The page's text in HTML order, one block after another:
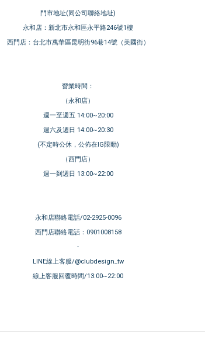
門市地址(同公司聯絡地址)
永和店：新北市永和區永平路246號1樓
西門店：台北市萬華區昆明街96巷14號（美國街）
營業時間：
（永和店）
週一至週五 14:00~20:00
週六及週日 14:00~20:30
(不定時公休，公佈在IG限動)
（西門店）
週一到週日 13:00~22:00
永和店聯絡電話/02-2925-0096
西門店聯絡電話：0901008158
-
LINE線上客服/@clubdesign_tw
線上客服回覆時間/13:00~22:00